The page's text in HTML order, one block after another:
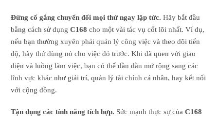
Đừng cố gắng chuyển đổi mọi thứ ngay lập tức. Hãy bắt đầu
bằng cách sử dụngC168 cho một vài tác vụ cốt lõi nhất. Ví dụ,
nếu bạn thường xuyên phải quản lý công việc và theo dõi tiến
độ, hãy thử dùng nó cho việc đó trước. Khi đã quen với giao
diện và luồng làm việc, bạn có thể dần dần mở rộng sang các
lĩnh vực khác như giải trí, quản lý tài chính cá nhân, hay kết nối
với cộng đồng.
Tận dụng các tính năng tích hợp. Sức mạnh thực sự củaC168